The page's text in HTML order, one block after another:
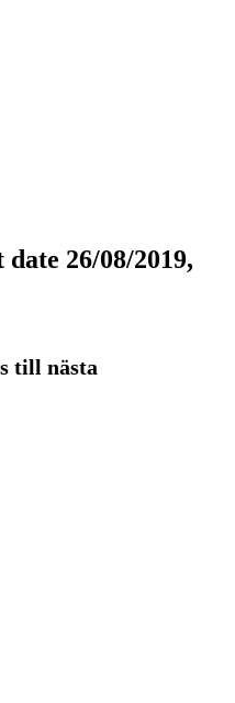
26/08/2019,
till nästa